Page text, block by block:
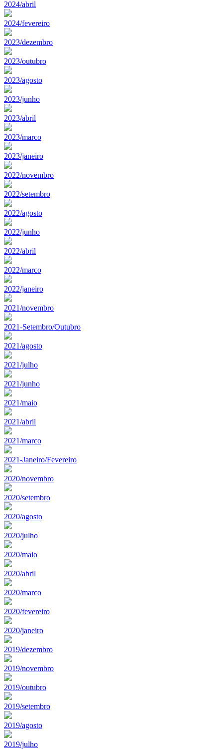
2024/abril
2024/fevereiro
2023/dezembro
2023/outubro
2023/agosto
2023/junho
2023/abril
2023/marco
2023/janeiro
2022/novembro
2022/setembro
2022/agosto
2022/junho
2022/abril
2022/marco
2022/janeiro
2021/novembro
2021-Setembro/Outubro
2021/agosto
2021/julho
2021/junho
2021/maio
2021/abril
2021/marco
2021-Janeiro/Fevereiro
2020/novembro
2020/setembro
2020/agosto
2020/julho
2020/maio
2020/abril
2020/marco
2020/fevereiro
2020/janeiro
2019/dezembro
2019/novembro
2019/outubro
2019/setembro
2019/agosto
2019/julho